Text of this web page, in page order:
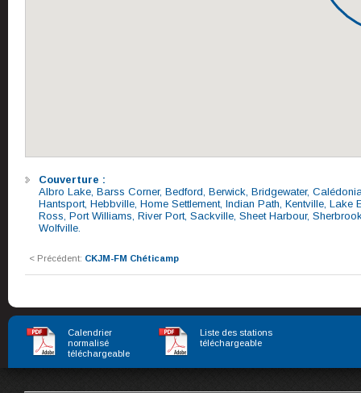
Couverture :
Albro Lake, Barss Corner, Bedford, Berwick, Bridgewater,
Hantsport, Hebbville, Home Settlement, Indian Path, Kentville,
Ross, Port Williams, River Port, Sackville, Sheet Harbour,
Wolfville.
< Précédent: CKJM-FM Chéticamp
Calendrier
normalisé
téléchargeable
Liste des stations
téléchargeable